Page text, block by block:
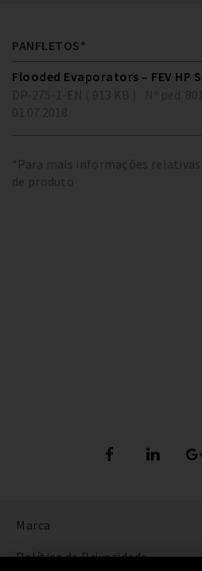
PANFLETOS*
Flooded Evaporators – FEV HP
*Para mais informações
de produto
Marca
Política de Privacidade